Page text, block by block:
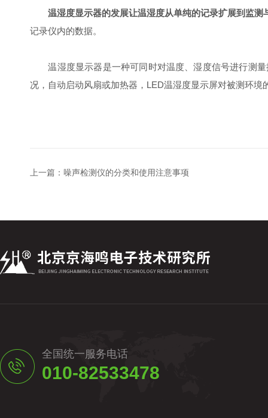
温湿度显示器的发展让温湿度从单纯的记录扩展到监
记录仪内的数据。
温湿度显示器是一种可同时对温度、湿度信号进行测量
况，自动启动风扇或加热器，LED温湿度显示屏对被测环境
上一篇： 噪声检测仪的分类和使用注意事项
全国统一服务电话
010-82533478